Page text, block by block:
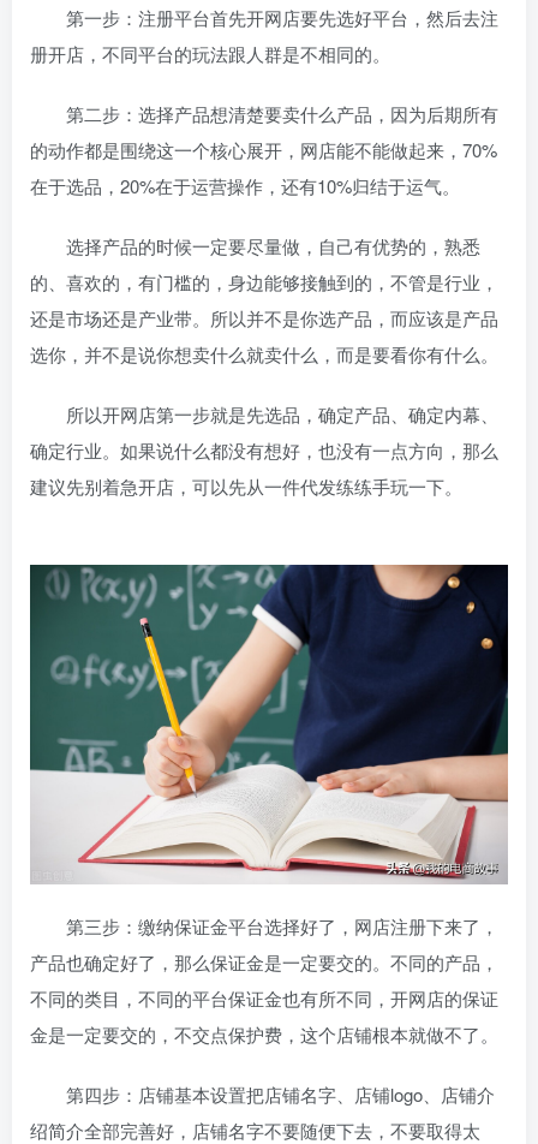
第一步：注册平台首先开网店要先选好平台，然后去注
册开店，不同平台的玩法跟人群是不相同的。
第二步：选择产品想清楚要卖什么产品，因为后期所有
的动作都是围绕这一个核心展开，网店能不能做起来，70%
在于选品，20%在于运营操作，还有10%归结于运气。
选择产品的时候一定要尽量做，自己有优势的，熟悉
的、喜欢的，有门槛的，身边能够接触到的，不管是行业，
还是市场还是产业带。所以并不是你选产品，而应该是产品
选你，并不是说你想卖什么就卖什么，而是要看你有什么。
所以开网店第一步就是先选品，确定产品、确定内幕、
确定行业。如果说什么都没有想好，也没有一点方向，那么
建议先别着急开店，可以先从一件代发练练手玩一下。
第三步：缴纳保证金平台选择好了，网店注册下来了，
产品也确定好了，那么保证金是一定要交的。不同的产品，
不同的类目，不同的平台保证金也有所不同，开网店的保证
金是一定要交的，不交点保护费，这个店铺根本就做不了。
第四步：店铺基本设置把店铺名字、店铺logo、店铺介
绍简介全部完善好，店铺名字不要随便下去，不要取得太